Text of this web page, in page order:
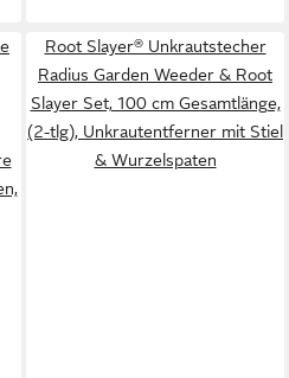
Root Slayer® Unkrautstecher
Radius Garden Weeder & Root
Slayer Set, 100 cm Gesamtlänge,
(2-tlg), Unkrautentferner mit Stiel
& Wurzelspaten